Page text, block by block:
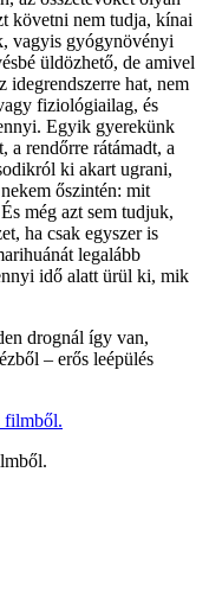
követni nem tudja, kínai
vagyis gyógynövényi
üldözhető, de amivel
idegrendszerre hat, nem
fiziológiailag, és
Egyik gyerekünk
a rendőrre rátámadt, a
ki akart ugrani,
őszintén: mit
még azt sem tudjuk,
ha csak egyszer is
legalább
idő alatt ürül ki, mik
drognál így van,
– erős leépülés